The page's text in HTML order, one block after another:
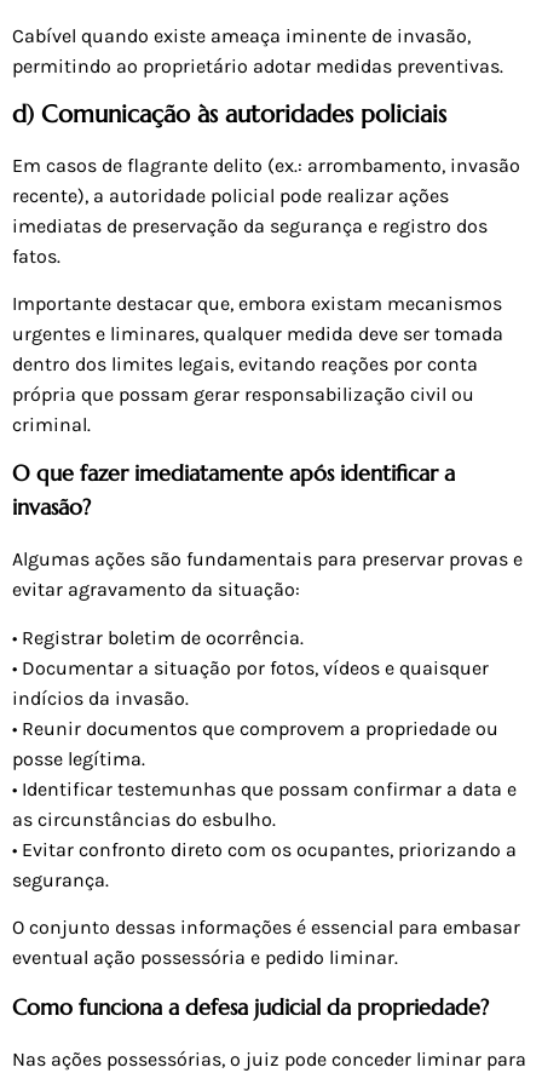
Cabível quando existe ameaça iminente de invasão,
permitindo ao proprietário adotar medidas preventivas.
d) Comunicação às autoridades policiais
Em casos de flagrante delito (ex.: arrombamento, invasão
recente), a autoridade policial pode realizar ações
imediatas de preservação da segurança e registro dos
fatos.
Importante destacar que, embora existam mecanismos
urgentes e liminares, qualquer medida deve ser tomada
dentro dos limites legais, evitando reações por conta
própria que possam gerar responsabilização civil ou
criminal.
O que fazer imediatamente após identificar a
invasão?
Algumas ações são fundamentais para preservar provas e
evitar agravamento da situação:
• Registrar boletim de ocorrência.
• Documentar a situação por fotos, vídeos e quaisquer
indícios da invasão.
• Reunir documentos que comprovem a propriedade ou
posse legítima.
• Identificar testemunhas que possam confirmar a data e
as circunstâncias do esbulho.
• Evitar confronto direto com os ocupantes, priorizando a
segurança.
O conjunto dessas informações é essencial para embasar
eventual ação possessória e pedido liminar.
Como funciona a defesa judicial da propriedade?
Nas ações possessórias, o juiz pode conceder liminar para